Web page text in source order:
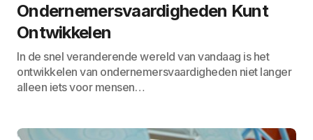
Ondernemersvaardigheden Kunt
Ontwikkelen
In de snel veranderende wereld van vandaag is het
ontwikkelen van ondernemersvaardigheden niet langer
alleen iets voor mensen…